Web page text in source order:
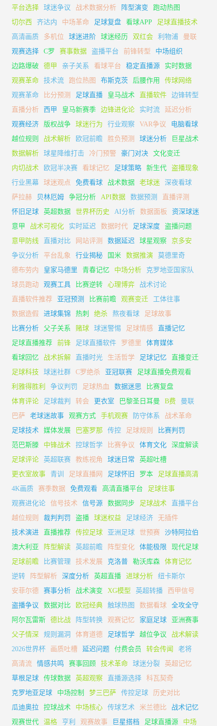
平台选择 球迷争议 战术数据分析 阵型演变
跑动热图
切尔西
齐达内 中场革命 足球复盘 看球APP
足球直播技术
高清画质
多机位 球迷进阶 球迷经历 双红会 利物浦
曼联
观赛选择
C罗 赛事数据 盗播平台 前锋转型
中场组织
边路爆破
德甲 亲子关系 看球平台 稳定直播源
实时数据
观赛革命
技术流 跑位热图 布斯克茨 后腰作用
传球网络
观赛革命
比分预测 足球直播 皇马战术 直播软件
边锋转型
直播分析
西甲 皇马新赛季 边锋进化论 实时流
延迟分析
观赛经济
版权战争 球迷行为 行业观察 VAR争议
电脑看球
越位规则
战术解析 欧冠前瞻 胜负预测 球迷分析
巨星战术
数据解析
球星降维打击 冷门预警 豪门对决
文化变迁
内切战术
欧冠半决赛 看球记忆 足球策略 新生代
盗播现象
行业黑幕
球迷观点 免费看球 战术数据 老球迷
深夜看球
萨拉赫
贝林厄姆 争冠分析 API数据 数据预测
直播评测
怀旧足球
英超数据 世界杯历史 AI分析 数据面板
资深球迷
意甲
战术可视化 实时延迟 数据时代 足球深度
盗播问题
意甲防线
直播对比 网站评测 数据延迟 球星观察
京多安
争议分析
平台乱象 行业揭秘 国米 数据推演
莫德里奇
德布劳内
皇家马德里 青春记忆 中场分析
克罗地亚国家队
球员跑动
观赛工具 比赛逆转 心理博弈
战术讨论
直播软件推荐
亚冠预测 比赛前瞻 观赛变迁
工体往事
数据造假
进球集锦 热刺 绝杀 熬夜看球
足球故事
比赛分析
父子关系 赌球 球迷警惕 足球情感
直播记忆
足球直播推荐
前锋 足球直播软件 罗德里
体育媒体
看球回忆
战术拆解 直播时光 生活哲学 足球记忆
直播变迁
足球科技
球迷社群 C罗绝杀 亚冠联赛
足球直播免费观看
利雅得胜利
争议判罚 足球热血 数据迷思
比赛复盘
体育评论
足球裁判 转会 更衣室 巴黎圣日耳曼 B费
曼联
巴萨
老球迷故事 观赛方式 手机观赛 防守体系
战术革命
足球技术
媒体发展 巴塞罗那 传控 足球规则
比赛判罚
范巴斯滕
中锋战术 控球哲学 比赛争议 体育文化
深度解读
足球评论
英超联赛 教练视角 球迷日常
英超吐槽
更衣室故事
青训 足球直播网 足球怀旧 罗本
足球直播高清
4K画质
赛季数据 免费观看 高清直播平台
足球往事
观赛进化论
信号技术 信号源 数据同步 足球战术
直播平台
越位规则
裁判判罚 盗播 球迷权益 足球经济
无插件
技术演进
直播推荐 传控足球 亚洲足球 世预赛
沙特阿拉伯
澳大利亚
阵型解读 英超前瞻 阵型变化 体能极限
现代足球
足球前瞻
比赛管理 技术发展 克洛普 勒沃库森
体育记忆
逆转
阵型解析 深度分析 英超直播 进球分析
纽卡斯尔
安菲尔德
赛事分析 战术演变 XG模型 英超转播
西甲信号
盗播争议
数据对比 欧冠经典 触球热图 数据看球
全攻全守
阿尔瓦雷斯
德比战 阵型转换 观赛记忆 家庭足球
亚洲赛事
父子情深
规则漏洞 体育道德 足球哲学 越位争议
战术解读
2026世界杯
画质吐槽 延迟问题 付费会员 转会传闻
老将
高清流
情感共鸣 赛事回顾 技术革命 球迷分裂
英超记忆
草根足球
传球数据 英超观察 直播源选择
科瓦契奇
克罗地亚足球
中场控制 梦三巴萨 传控足球
历史对比
瓜迪奥拉
控球战术 中场核心 传球艺术 米兰德比
战术记忆
观赛世代
温格 亨利 观赛故事 巨星搭档 足球直播源
中场